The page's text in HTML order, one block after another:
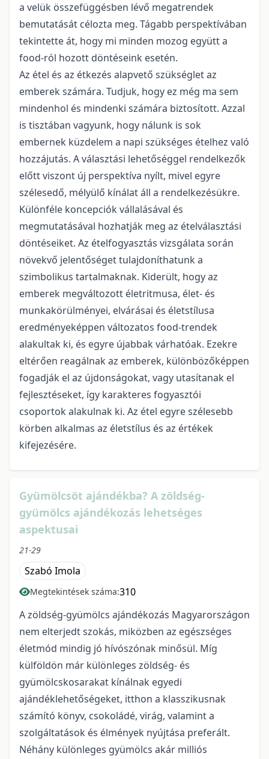
a velük összefüggésben lévő megatrendek
bemutatását célozta meg. Tágabb perspektívában
tekintette át, hogy mi minden mozog együtt a
food-ról hozott döntéseink esetén.
Az étel és az étkezés alapvető szükséglet az
emberek számára. Tudjuk, hogy ez még ma sem
mindenhol és mindenki számára biztosított. Azzal
is tisztában vagyunk, hogy nálunk is sok
embernek küzdelem a napi szükséges ételhez való
hozzájutás. A választási lehetőséggel rendelkezők
előtt viszont új perspektíva nyílt, mivel egyre
szélesedő, mélyülő kínálat áll a rendelkezésükre.
Különféle koncepciók vállalásával és
megmutatásával hozhatják meg az ételválasztási
döntéseiket. Az ételfogyasztás vizsgálata során
növekvő jelentőséget tulajdoníthatunk a
szimbolikus tartalmaknak. Kiderült, hogy az
emberek megváltozott életritmusa, élet- és
munkakörülményei, elvárásai és életstílusa
eredményeképpen változatos food-trendek
alakultak ki, és egyre újabbak várhatóak. Ezekre
eltérően reagálnak az emberek, különbözőképpen
fogadják el az újdonságokat, vagy utasítanak el
fejlesztéseket, így karakteres fogyasztói
csoportok alakulnak ki. Az étel egyre szélesebb
körben alkalmas az életstílus és az értékek
kifejezésére.
Gyümölcsöt ajándékba? A zöldség-
gyümölcs ajándékozás lehetséges
aspektusai
21-29
Szabó Imola
Megtekintések száma:310
A zöldség-gyümölcs ajándékozás Magyarországon
nem elterjedt szokás, miközben az egészséges
életmód mindig jó hívószónak minősül. Míg
külföldön már különleges zöldség- és
gyümölcskosarakat kínálnak egyedi
ajándéklehetőségeket, itthon a klasszikusnak
számító könyv, csokoládé, virág, valamint a
szolgáltatások és élmények nyújtása preferált.
Néhány különleges gyümölcs akár milliós